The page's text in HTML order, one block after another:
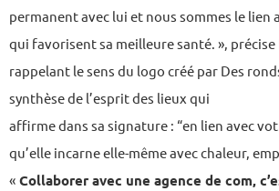
permanent avec lui et nous sommes le lien
qui favorisent sa meilleure santé. », précise
rappelant le sens du logo créé par Des
synthèse de l’esprit des lieux qui
affirme dans sa signature : “en lien avec
qu’elle incarne elle-même avec chaleur,
« Collaborer avec une agence de com,